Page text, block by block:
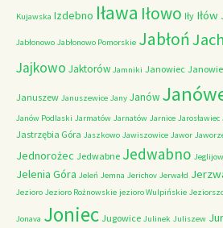
Kujawska Izdebno Iława Iłowo Iły Iłów
Jabłonowo Jabłonowo Pomorskie Jabłoń
Jajkowo Jaktorów Jamniki Janowiec
Januszew Januszewice Jany Janów
Janów Podlaski Jarmatów Jarnatów Jarnice Jarosławiec
Jastrzębia Góra Jaszkowo Jawiszowice Jawor
Jednorożec Jedwabne Jedwabno
Jelenia Góra Jeleń Jemna Jerichov Jerwałd
Jezioro Jezioro Rożnowskie jezioro Wulpińskie
Jonava Joniec Jugowice Julinek Juliszew